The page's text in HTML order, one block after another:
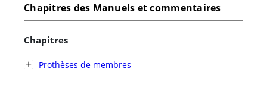
Chapitres des Manuels et commentaires
Chapitres
Prothèses de membres